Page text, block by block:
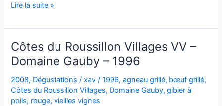
Vin
pays
des
Côtes
Catalanes
–
L’Oum
–
Lire la suite »
Côtes du Roussillon Villages VV –
Domaine Gauby – 1996
2008, Dégustations /xav/1996,agneau grillé, bœuf grillé,
Côtes du Roussillon Villages, Domaine Gauby,gibier à
poils, rouge,vieilles vignes